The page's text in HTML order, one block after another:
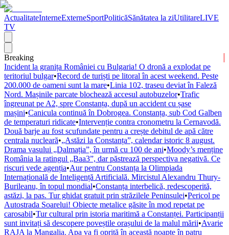
ActualitateInterneExterneSportPoliticăSănătatea la ziUtilitareLIVE
TV
Breaking
Incident la granița României cu Bulgaria! O dronă a explodat pe
teritoriul bulgar•Record de turiști pe litoral în acest weekend. Peste
200.000 de oameni sunt la mare•Linia 102, traseu deviat în Faleză
Nord. Mașinile parcate blochează accesul autobuzelor•Trafic
îngreunat pe A2, spre Constanța, după un accident cu șase
mașini•Canicula continuă în Dobrogea. Constanța, sub Cod Galben
de temperaturi ridicate•Intervenție contra cronometru la Cernavodă.
Două barje au fost scufundate pentru a crește debitul de apă către
centrala nucleară•„Astăzi la Constanța”, calendar istoric 8 august.
Drama vasului „Dalmația”, în urmă cu 100 de ani•Moody’s menține
România la ratingul „Baa3”, dar păstrează perspectiva negativă. Ce
riscuri vede agenția•Aur pentru Constanța la Olimpiada
Internațională de Inteligență Artificială. Mircistul Alexandru Thury-
Burileanu, în topul mondial•Constanța interbelică, redescoperită,
astăzi, la pas. Tur ghidat gratuit prin străzilele Peninsulei•Pericol pe
Autostrada Soarelui! Obiecte metalice găsite în mod repetat pe
carosabil•Tur cultural prin istoria maritimă a Constanței. Participanții
sunt invitați să descopere poveștile orașului de la malul mării•Avarie
RAJA la Mangalia. Apa va fi oprită în această noapte în patru